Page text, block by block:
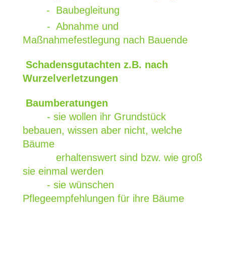
- Baubegleitung
- Abnahme und
Maßnahmefestlegung nach Bauende
Schadensgutachten z.B. nach
Wurzelverletzungen
Baumberatungen
- sie wollen ihr Grundstück
bebauen, wissen aber nicht, welche
Bäume
erhaltenswert sind bzw. wie groß
sie einmal werden
- sie wünschen
Pflegeempfehlungen für ihre Bäume